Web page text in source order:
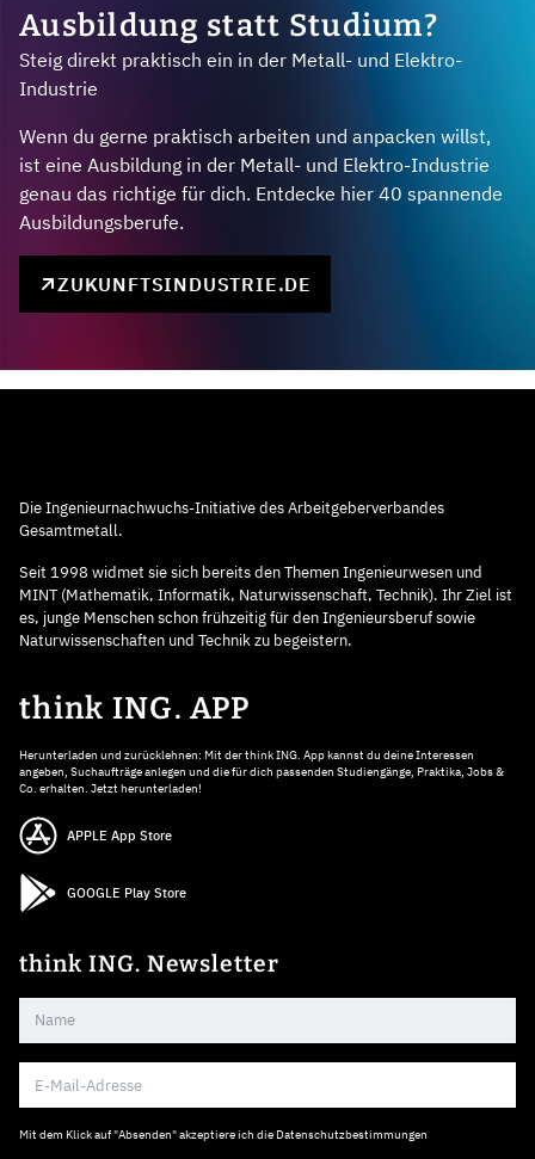
Ausbildung statt Studium?
Steig direkt praktisch ein in der Metall- und Elektro-
Industrie
Wenn du gerne praktisch arbeiten und anpacken willst,
ist eine Ausbildung in der Metall- und Elektro-Industrie
genau das richtige für dich. Entdecke hier 40 spannende
Ausbildungsberufe.
ZUKUNFTSINDUSTRIE.DE
Die Ingenieurnachwuchs-Initiative des Arbeitgeberverbandes
Gesamtmetall.
Seit 1998 widmet sie sich bereits den Themen Ingenieurwesen und
MINT (Mathematik, Informatik, Naturwissenschaft, Technik). Ihr Ziel ist
es, junge Menschen schon frühzeitig für den Ingenieursberuf sowie
Naturwissenschaften und Technik zu begeistern.
think ING. APP
Herunterladen und zurücklehnen: Mit der think ING. App kannst du deine Interessen
angeben, Suchaufträge anlegen und die für dich passenden Studiengänge, Praktika, Jobs &
Co. erhalten. Jetzt herunterladen!
APPLE App Store
GOOGLE Play Store
think ING. Newsletter
Mit dem Klick auf "Absenden" akzeptiere ich die Datenschutzbestimmungen